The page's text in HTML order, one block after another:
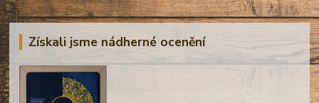
Získali jsme nádherné ocenění